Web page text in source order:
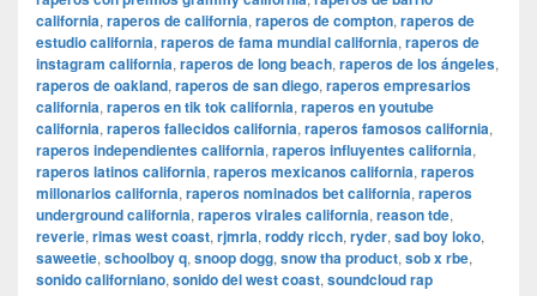
california, raperos de california, raperos de compton, raperos de
estudio california, raperos de fama mundial california, raperos de
instagram california, raperos de long beach, raperos de los ángeles,
raperos de oakland, raperos de san diego, raperos empresarios
california, raperos en tik tok california, raperos en youtube
california, raperos fallecidos california, raperos famosos california,
raperos independientes california, raperos influyentes california,
raperos latinos california, raperos mexicanos california, raperos
millonarios california, raperos nominados bet california, raperos
underground california, raperos virales california, reason tde,
reverie, rimas west coast, rjmrla, roddy ricch, ryder, sad boy loko,
saweetie, schoolboy q, snoop dogg, snow tha product, sob x rbe,
sonido californiano, sonido del west coast, soundcloud rap